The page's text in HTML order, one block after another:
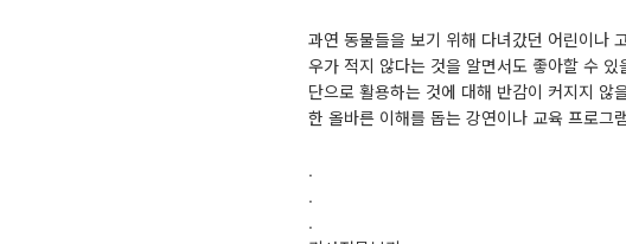
과연 동물들을 보기 위해 다녀갔던 어린이나
우가 적지 않다는 것을 알면서도 좋아할 수
단으로 활용하는 것에 대해 반감이 커지지 않
한 올바른 이해를 돕는 강연이나 교육 프로그
.
.
.